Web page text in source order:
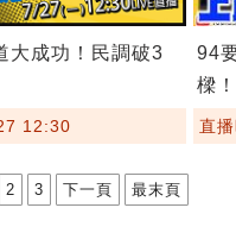
大成功！民調破3
12:30
94
樑！
直
2 3 下一頁 最末頁